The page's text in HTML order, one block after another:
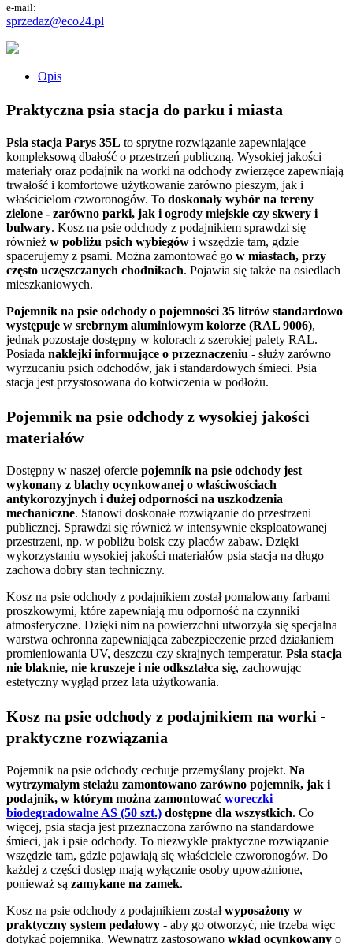
e-mail:
sprzedaz@eco24.pl
Opis
Praktyczna psia stacja do parku i miasta
Psia stacja Parys 35L to sprytne rozwiązanie zapewniające
kompleksową dbałość o przestrzeń publiczną. Wysokiej jakości
materiały oraz podajnik na worki na odchody zwierzęce zapewniają
trwałość i komfortowe użytkowanie zarówno pieszym, jak i
właścicielom czworonogów. To doskonały wybór na tereny
zielone - zarówno parki, jak i ogrody miejskie czy skwery i
bulwary. Kosz na psie odchody z podajnikiem sprawdzi się
również w pobliżu psich wybiegów i wszędzie tam, gdzie
spacerujemy z psami. Można zamontować go w miastach, przy
często uczęszczanych chodnikach. Pojawia się także na osiedlach
mieszkaniowych.
Pojemnik na psie odchody o pojemności 35 litrów standardowo
występuje w srebrnym aluminiowym kolorze (RAL 9006),
jednak pozostaje dostępny w kolorach z szerokiej palety RAL.
Posiada naklejki informujące o przeznaczeniu - służy zarówno
wyrzucaniu psich odchodów, jak i standardowych śmieci. Psia
stacja jest przystosowana do kotwiczenia w podłożu.
Pojemnik na psie odchody z wysokiej jakości
materiałów
Dostępny w naszej ofercie pojemnik na psie odchody jest
wykonany z blachy ocynkowanej o właściwościach
antykorozyjnych i dużej odporności na uszkodzenia
mechaniczne. Stanowi doskonałe rozwiązanie do przestrzeni
publicznej. Sprawdzi się również w intensywnie eksploatowanej
przestrzeni, np. w pobliżu boisk czy placów zabaw. Dzięki
wykorzystaniu wysokiej jakości materiałów psia stacja na długo
zachowa dobry stan techniczny.
Kosz na psie odchody z podajnikiem został pomalowany farbami
proszkowymi, które zapewniają mu odporność na czynniki
atmosferyczne. Dzięki nim na powierzchni utworzyła się specjalna
warstwa ochronna zapewniająca zabezpieczenie przed działaniem
promieniowania UV, deszczu czy skrajnych temperatur. Psia stacja
nie blaknie, nie kruszeje i nie odkształca się, zachowując
estetyczny wygląd przez lata użytkowania.
Kosz na psie odchody z podajnikiem na worki -
praktyczne rozwiązania
Pojemnik na psie odchody cechuje przemyślany projekt. Na
wytrzymałym stelażu zamontowano zarówno pojemnik, jak i
podajnik, w którym można zamontować woreczki
biodegradowalne AS (50 szt.) dostępne dla wszystkich. Co
więcej, psia stacja jest przeznaczona zarówno na standardowe
śmieci, jak i psie odchody. To niezwykle praktyczne rozwiązanie
wszędzie tam, gdzie pojawiają się właściciele czworonogów. Do
każdej z części dostęp mają wyłącznie osoby upoważnione,
ponieważ są zamykane na zamek.
Kosz na psie odchody z podajnikiem zostałwyposażony w
praktyczny system pedałowy - aby go otworzyć, nie trzeba więc
dotykać pojemnika. Wewnątrz zastosowano wkład ocynkowany o